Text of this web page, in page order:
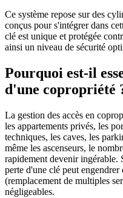
Ce système repose sur des
conçus pour s'intégrer dans
clé est unique et protégée
ainsi un niveau de sécurité
Pourquoi est-il
d'une copropriété
La gestion des accès en
les appartements privés, les
techniques, les caves, les
même les ascenseurs, le
rapidement devenir ingérable.
perte d'une clé peut engendrer
(remplacement de multiples
négligeables.